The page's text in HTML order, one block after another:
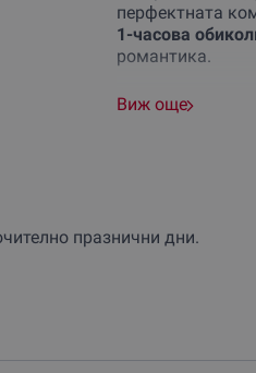
перфектната
1-часова
романтика.
Ако пък
възможността
Виж още
празнични дни.